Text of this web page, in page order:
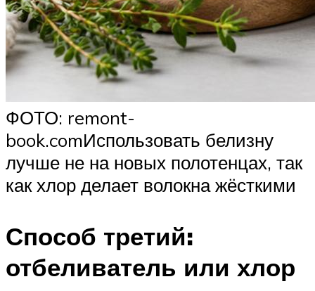
ФОТО: remont-
book.comИспользовать белизну
лучше не на новых полотенцах, так
как хлор делает волокна жёсткими
Способ третий:
отбеливатель или хлор